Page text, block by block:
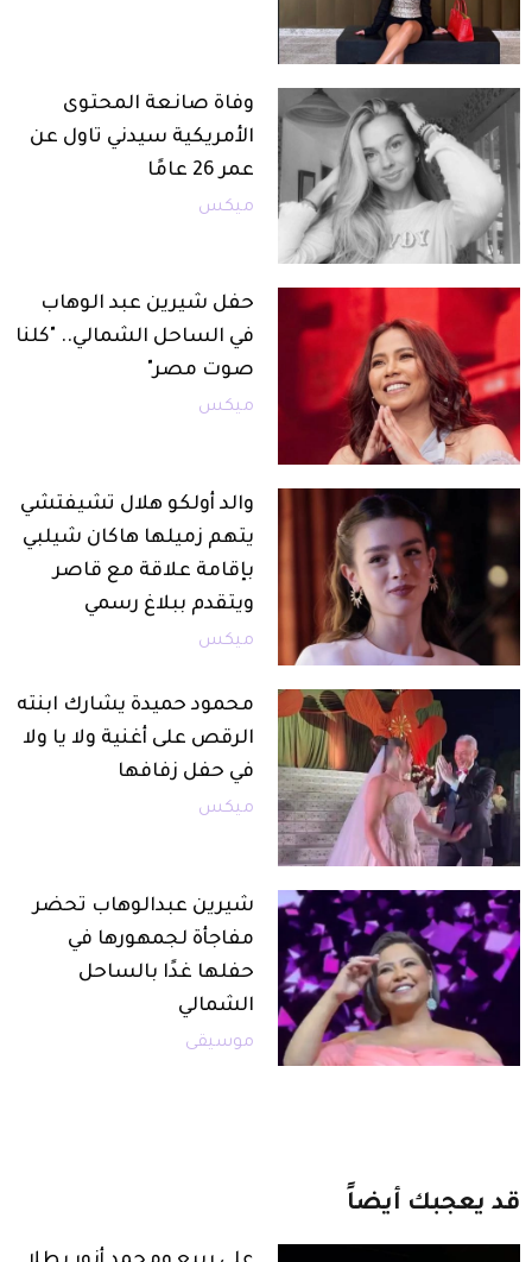
وفاة صانعة المحتوى
الأمريكية سيدني تاول عن
عمر 26 عامًا
ميكس
حفل شيرين عبد الوهاب
في الساحل الشمالي.. "كلنا
صوت مصر"
ميكس
والد أولكو هلال تشيفتشي
يتهم زميلها هاكان شيلبي
بإقامة علاقة مع قاصر
ويتقدم ببلاغ رسمي
ميكس
محمود حميدة يشارك ابنته
الرقص على أغنية ولا يا ولا
في حفل زفافها
ميكس
شيرين عبدالوهاب تحضر
مفاجأة لجمهورها في
حفلها غدًا بالساحل
الشمالي
موسيقى
قد يعجبك أيضاً